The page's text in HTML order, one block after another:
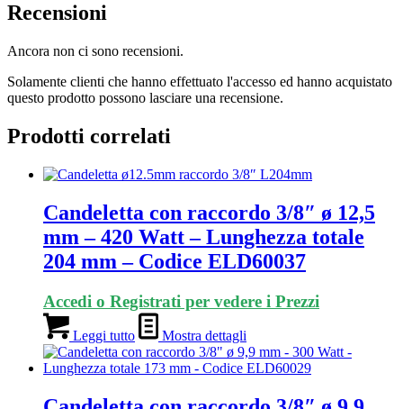
Recensioni
Ancora non ci sono recensioni.
Solamente clienti che hanno effettuato l'accesso ed hanno acquistato
questo prodotto possono lasciare una recensione.
Prodotti correlati
Candeletta con raccordo 3/8″ ø 12,5
mm – 420 Watt – Lunghezza totale
204 mm – Codice ELD60037
Accedi o Registrati per vedere i Prezzi
Leggi tutto Mostra dettagli